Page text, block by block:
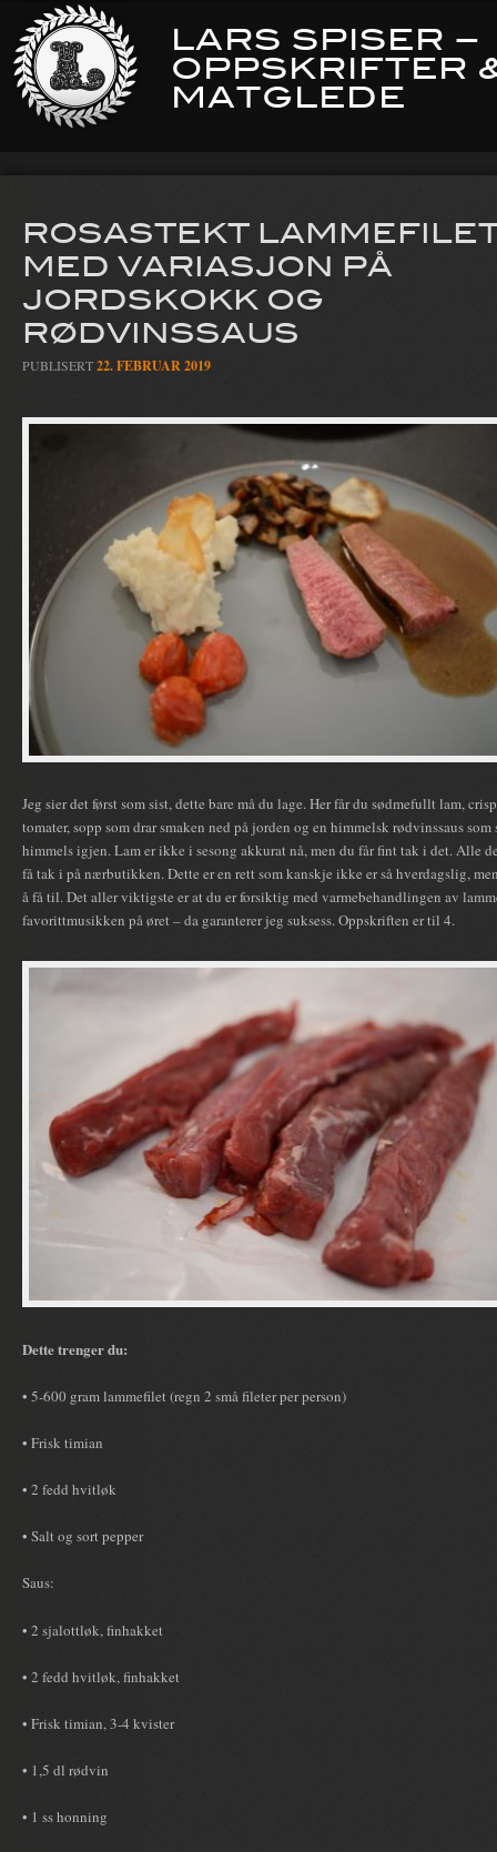
LARS SPISER –
OPPSKRIFTER
MATGLEDE
ROSASTEKT
MED VARIASJON PÅ
JORDSKOKK OG
RØDVINSSAUS
PUBLISERT22. FEBRUAR 2019
Jeg sier det først som sist, dette bare må du lage. Her får du sødmefullt lam,
tomater, sopp som drar smaken ned på jorden og en himmelsk rødvinssaus
himmels igjen. Lam er ikke i sesong akkurat nå, men du får fint tak i det. Alle
få tak i på nærbutikken. Dette er en rett som kanskje ikke er så hverdagslig,
å få til. Det aller viktigste er at du er forsiktig med varmebehandlingen av
favorittmusikken på øret – da garanterer jeg suksess. Oppskriften er til 4.
Dette trenger du:
• 5-600 gram lammefilet (regn 2 små fileter per person)
• Frisk timian
• 2 fedd hvitløk
• Salt og sort pepper
Saus:
• 2 sjalottløk, finhakket
• 2 fedd hvitløk, finhakket
• Frisk timian, 3-4 kvister
• 1,5 dl rødvin
• 1 ss honning